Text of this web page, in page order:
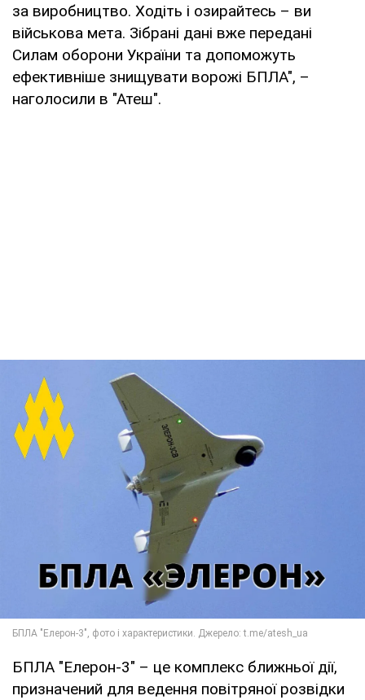
за виробництво. Ходіть і озирайтесь – ви
військова мета. Зібрані дані вже передані
Силам оборони України та допоможуть
ефективніше знищувати ворожі БПЛА", –
наголосили в "Атеш".
БПЛА "Елерон-3" – це комплекс ближньої дії,
призначений для ведення повітряної розвідки